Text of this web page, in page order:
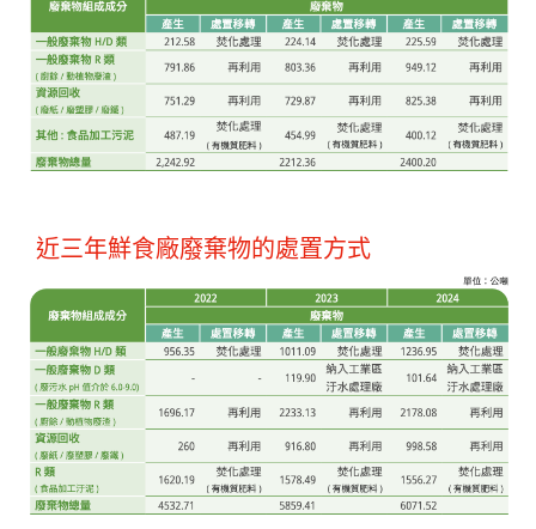
近三年鮮食廠廢棄物的處置方式